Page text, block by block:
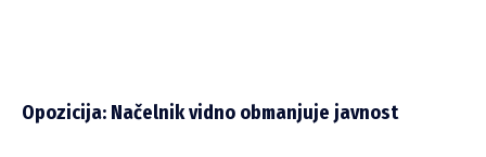
Opozicija: Načelnik vidno obmanjuje javnost